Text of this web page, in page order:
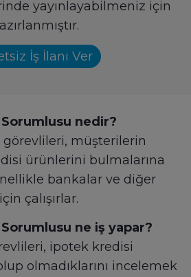
yayınlayabilmeniz için
İş İlanı Ver
nedir?
müşterilerin
ürünlerini bulmalarına
bankalar ve diğer
çalışırlar.
ne iş yapar?
ipotek kredisi
olmadıklarını incelemek